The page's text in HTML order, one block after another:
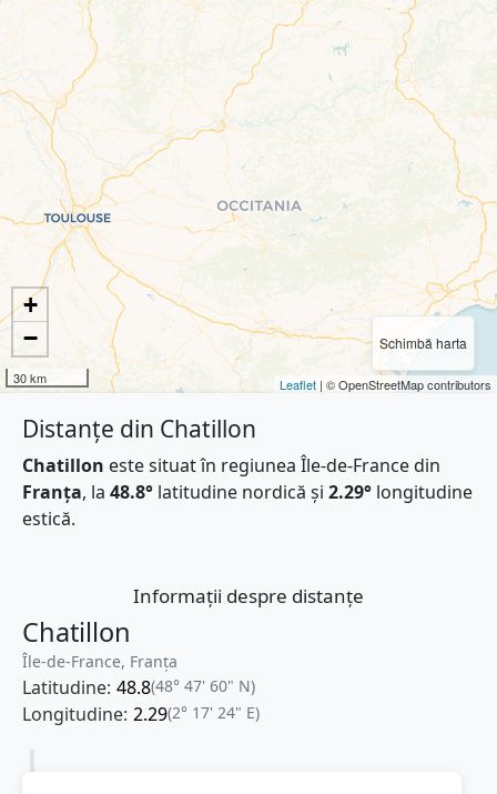
Schimbă harta
+
−
30 km Leaflet | © OpenStreetMap contributors
Distanțe din Chatillon
Chatillon este situat în regiunea Île-de-France din
Franţa, la 48.8° latitudine nordică și 2.29° longitudine
estică.
Informații despre distanțe
Chatillon
Île-de-France, Franţa
Latitudine: 48.8(48° 47' 60" N)
Longitudine: 2.29(2° 17' 24" E)